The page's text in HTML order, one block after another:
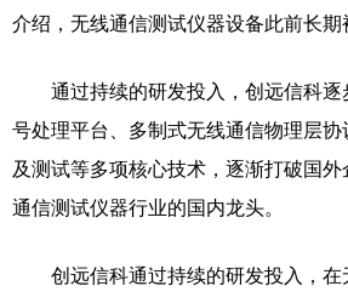
介绍，无线通信测试仪器设备此前长期
通过持续的研发投入，创远信科逐
号处理平台、多制式无线通信物理层
及测试等多项核心技术，逐渐打破国
通信测试仪器行业的国内龙头。
创远信科通过持续的研发投入，在